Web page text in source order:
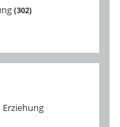
302
Erziehung